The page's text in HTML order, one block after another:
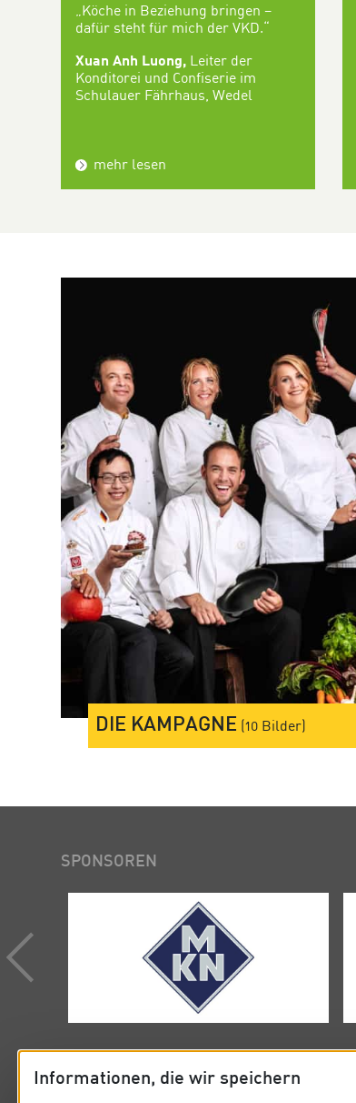
„Köche in Beziehung bringen –
dafür steht für mich der VKD.“
Xuan Anh Luong, Leiter der
Konditorei und Confiserie im
Schulauer Fährhaus, Wedel
mehr lesen
DIE KAMPAGNE (10 Bilder)
SPONSOREN
Informationen, die wir speichern